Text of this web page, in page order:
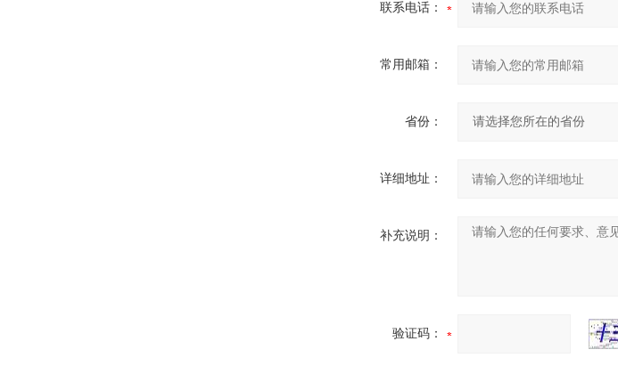
联系电话：
常用邮箱：
省份：
详细地址：
补充说明：
验证码：